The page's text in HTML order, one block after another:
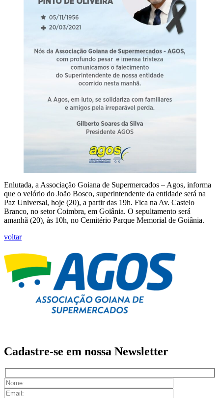
Enlutada, a Associação Goiana de Supermercados – Agos, informa
que o velório do João Bosco, superintendente da entidade será na
Paz Universal, hoje (20), a partir das 19h. Fica na Av. Castelo
Branco, no setor Coimbra, em Goiânia. O sepultamento será
amanhã (20), às 10h, no Cemitério Parque Memorial de Goiânia.
voltar
Cadastre-se em nossa Newsletter